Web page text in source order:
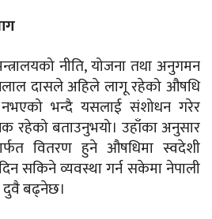
नीति, योजना तथा अनुगमन
दासले अहिले लागू रहेको औषधि
भन्दै यसलाई संशोधन गरेर
रहेको बताउनुभयो। उहाँका अनुसार
वितरण हुने औषधिमा स्वदेशी
सकिने व्यवस्था गर्न सकेमा नेपाली
दुवै बढ्नेछ।